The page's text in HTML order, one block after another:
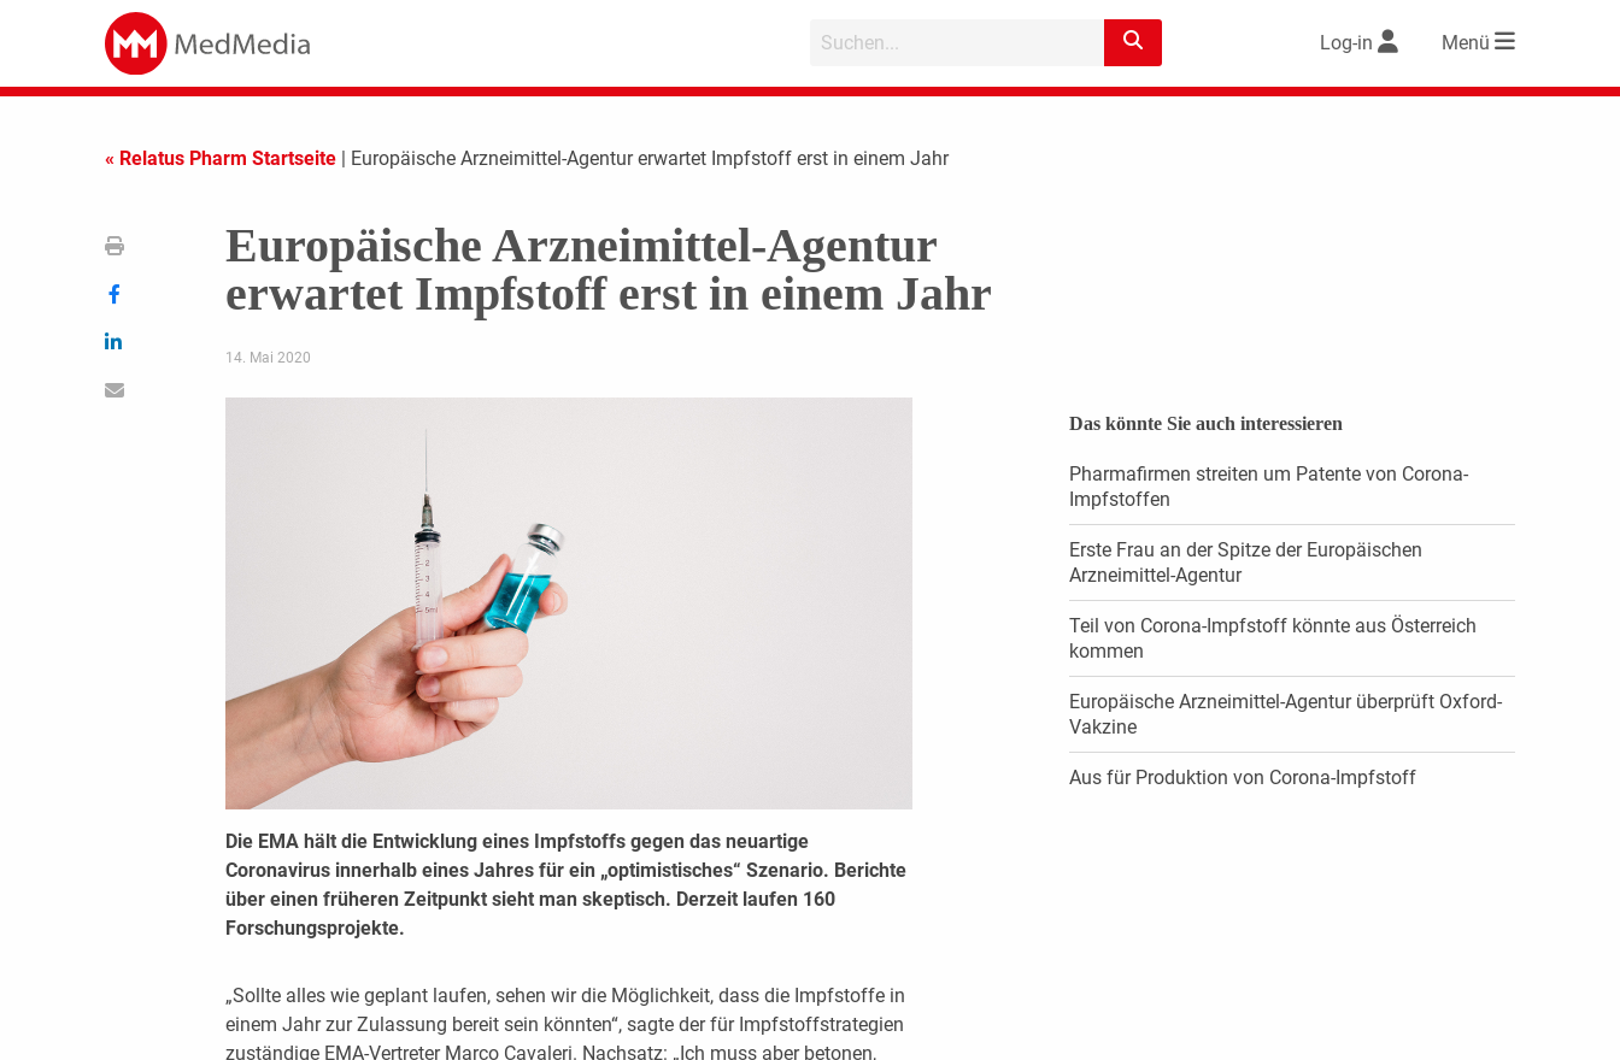
Log-in Menü
« Relatus Pharm Startseite | Europäische Arzneimittel-Agentur erwartet Impfstoff erst in einem Jahr
Europäische Arzneimittel-Agentur
erwartet Impfstoff erst in einem Jahr
14. Mai 2020
Die EMA hält die Entwicklung eines Impfstoffs gegen das neuartige
Coronavirus innerhalb eines Jahres für ein „optimistisches“ Szenario. Berichte
über einen früheren Zeitpunkt sieht man skeptisch. Derzeit laufen 160
Forschungsprojekte.
„Sollte alles wie geplant laufen, sehen wir die Möglichkeit, dass die Impfstoffe in
einem Jahr zur Zulassung bereit sein könnten“, sagte der für Impfstoffstrategien
zuständige EMA-Vertreter Marco Cavaleri. Nachsatz: „Ich muss aber betonen,
Das könnte Sie auch interessieren
Pharmafirmen streiten um Patente von Corona-
Impfstoffen
Erste Frau an der Spitze der Europäischen
Arzneimittel-Agentur
Teil von Corona-Impfstoff könnte aus Österreich
kommen
Europäische Arzneimittel-Agentur überprüft Oxford-
Vakzine
Aus für Produktion von Corona-Impfstoff